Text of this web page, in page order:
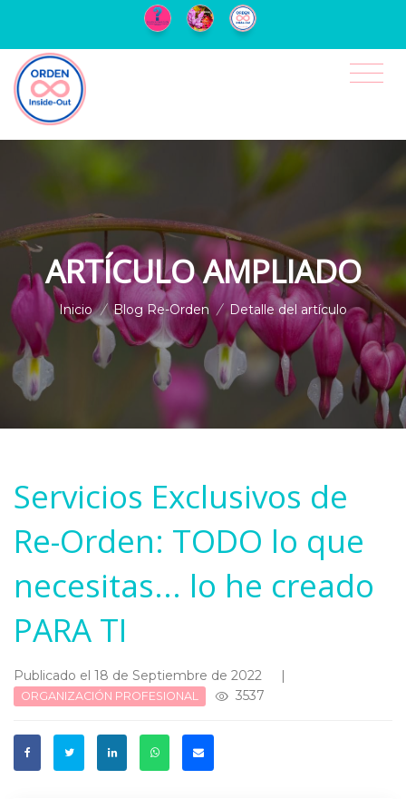
ARTÍCULO AMPLIADO
Inicio / Blog Re-Orden / Detalle del artículo
Servicios Exclusivos de
Re-Orden: TODO lo que
necesitas... lo he creado
PARA TI
Publicado el 18 de Septiembre de 2022 |
ORGANIZACIÓN PROFESIONAL 3537